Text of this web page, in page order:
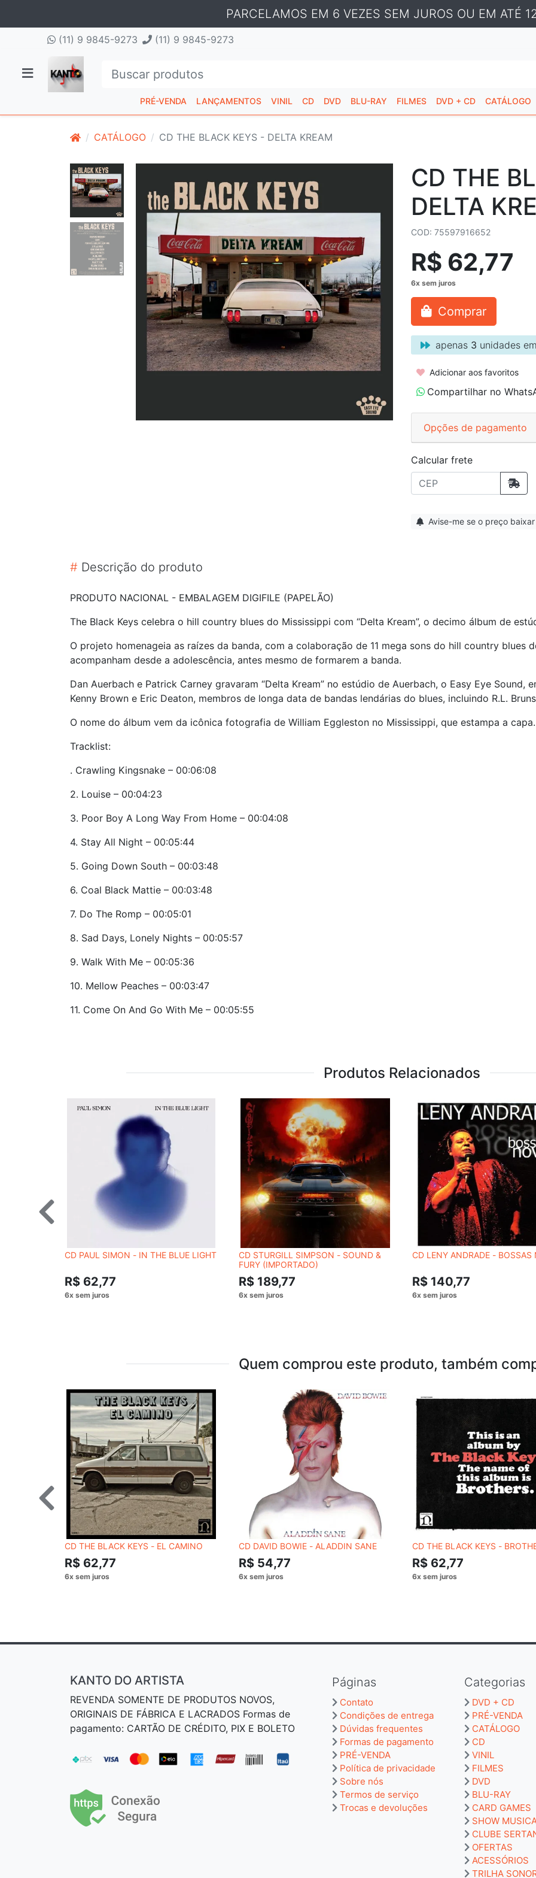
PARCELAMOS EM 6 VEZES SEM JUROS OU EM ATÉ
(11) 9 9845-9273 (11) 9 9845-9273
PRÉ-VENDA LANÇAMENTOS VINIL CD DVD BLU-RAY FILMES DVD + CD CATÁLOGO
CATÁLOGO CD THE BLACK KEYS - DELTA KREAM
CD THE
DELTA
COD: 75597916652
R$ 62,77
Comprar
apenas 3 unidades
Adicionar aos favoritos
Compartilhar no
Opções de pagamento
Calcular frete
Avise-me se o preço baixar
# Descrição do produto
PRODUTO NACIONAL - EMBALAGEM DIGIFILE (PAPELÃO)
The Black Keys celebra o hill country blues do Mississippi com “Delta Kream”, o decimo álbum de
O projeto homenageia as raízes da banda, com a colaboração de 11 mega sons do hill country blues
acompanham desde a adolescência, antes mesmo de formarem a banda.
Dan Auerbach e Patrick Carney gravaram “Delta Kream” no estúdio de Auerbach, o Easy Eye Sound,
Kenny Brown e Eric Deaton, membros de longa data de bandas lendárias do blues, incluindo R.L.
O nome do álbum vem da icônica fotografia de William Eggleston no Mississippi, que estampa a capa.
Tracklist:
. Crawling Kingsnake – 00:06:08
2. Louise – 00:04:23
3. Poor Boy A Long Way From Home – 00:04:08
4. Stay All Night – 00:05:44
5. Going Down South – 00:03:48
6. Coal Black Mattie – 00:03:48
7. Do The Romp – 00:05:01
8. Sad Days, Lonely Nights – 00:05:57
9. Walk With Me – 00:05:36
10. Mellow Peaches – 00:03:47
11. Come On And Go With Me – 00:05:55
Produtos Relacionados
CD PAUL SIMON - IN THE BLUE LIGHT
R$ 62,77
CD STURGILL SIMPSON - SOUND &
FURY (IMPORTADO)
R$ 189,77
CD LENY ANDRADE - BOSSAS
R$ 140,77
Quem comprou este produto, também
CD THE BLACK KEYS - EL CAMINO
R$ 62,77
CD DAVID BOWIE - ALADDIN SANE
R$ 54,77
CD THE BLACK KEYS -
R$ 62,77
Páginas
Contato
Condições de entrega
Dúvidas frequentes
Formas de pagamento
PRÉ-VENDA
Política de privacidade
Sobre nós
Termos de serviço
Trocas e devoluções
Categorias
DVD + CD
PRÉ-VENDA
CATÁLOGO
CD
VINIL
FILMES
DVD
BLU-RAY
CARD GAMES
SHOW
CLUBE
OFERTAS
ACESSÓRIOS
TRILHA
KANTO DO ARTISTA
REVENDA SOMENTE DE PRODUTOS NOVOS,
ORIGINAIS DE FÁBRICA E LACRADOS Formas de
pagamento: CARTÃO DE CRÉDITO, PIX E BOLETO